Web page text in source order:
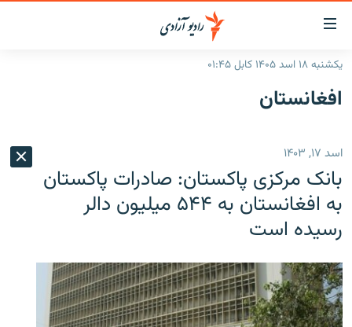
لینک‌های
قابل
دسترسی
بازگشت
بازگشت
منوی
اصلی
مراجعه
صفحه
جستجو
صفحه نخست
گزارش‌ها
منطقه
شرق میانه
جهان
افغانستان
جهان
جدول نشرات
مصاحبه‌ها
برنامه‌ها
ورزش
بحران مهاجرت
یکشنبه ۱۸ اسد ۱۴۰۵ کابل ۰۱:۴۵
افغانستان
اسد ۱۷, ۱۴۰۳
بانک مرکزی پاکستان: صادرات پاکستان
به افغانستان به ۵۴۴ میلیون دالر
رسیده است